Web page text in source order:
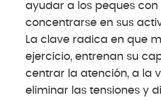
ayudar a los peques
concentrarse en sus
La clave radica en que
ejercicio, entrenan su
centrar la atención, a la
eliminar las tensiones y